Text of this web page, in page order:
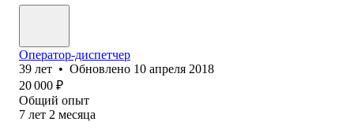
Оператор-диспетчер
39 лет • Обновлено 10 апреля 2018
20 000 ₽
Общий опыт
7 лет 2 месяца